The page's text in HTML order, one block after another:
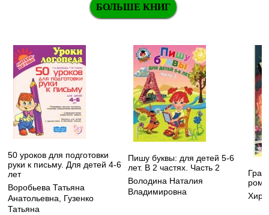
БОЛЬШЕ КНИГ
50 уроков для подготовки
руки к письму. Для детей 4-6
лет
Воробьева Татьяна
Анатольевна, Гузенко
Татьяна
Пишу буквы: для детей 5-6
лет. В 2 частях. Часть 2
Володина Наталия
Владимировна